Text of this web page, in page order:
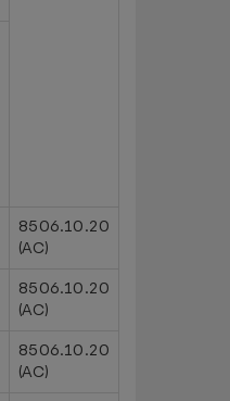
8506.10.20
(AC)
8506.10.20
(AC)
8506.10.20
(AC)